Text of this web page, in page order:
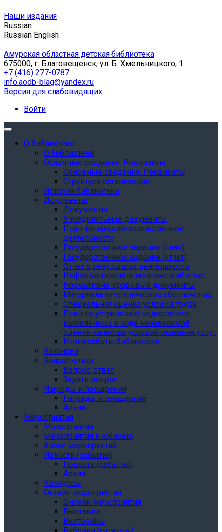
Наши издания
Russian
Russian English
Амурская областная детская библиотека
675000, г. Благовещенск, ул. Б. Хмельницкого, 1
+7 (416) 277-0787
info.aodb-blag@yandex.ru
Версия для слабовидящих
Войти
О библиотеке
О библиотеке
Основные сведения. Реквизиты
Основные сведения. Реквизиты
Структура организации
История библиотеки
Документы
Документы
Учредительные документы
План финансово-хозяйственной
деятельности
Государственное задание (план)
Государственное задание (отчет)
Отчет о результатах деятельности
Информационно-аналитический отчет
Нормативно-правовые документы
Материально-техническое обеспечение
Специальная оценка условий труда
План по устранению недостатков,
выявленных в ходе независимой
оценки качества условий оказания услуг
Итоги работы библиотеки
Вакансии
Вопрос-ответ
Вопрос-ответ
Задать вопрос
Награды и поощрения
Награды и поощрения
Архив
Мероприятия
Мероприятия
Мероприятия к юбилею
Анонс мероприятий
Новости (события)
Новости (события)
Архив
Конкурсы
Онлайн мероприятия
Онлайн мероприятия
Выставки
Викторины